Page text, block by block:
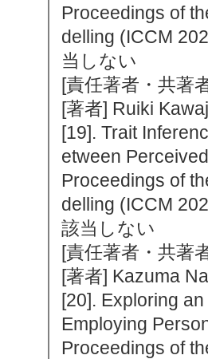
Proceedings of
delling (ICCM
当しない
[責任著者・共著
[著者] Ruiki
[19]. Trait
etween
Proceedings of
delling (ICCM
該当しない
[責任著者・共著
[著者] Kazuma
[20]. Exploring
Employing
Proceedings of